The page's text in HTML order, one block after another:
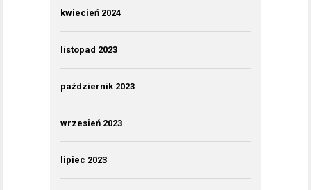
kwiecień 2024
listopad 2023
październik 2023
wrzesień 2023
lipiec 2023